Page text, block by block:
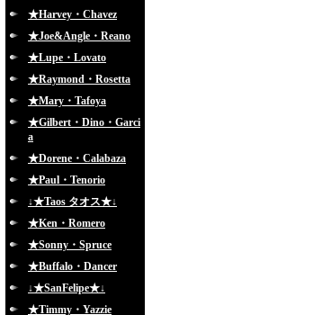
★Harvey・Chavez
★Joe&Angle・Reano
★Lupe・Lovato
★Raymond・Rosetta
★Mary・Tafoya
★Gilbert・Dino・Garci
a
★Dorene・Calabaza
★Paul・Tenorio
↓★Taos タオス★↓
★Ken・Romero
★Sonny・Spruce
★Buffalo・Dancer
↓★SanFelipe★↓
★Timmy・Yazzie